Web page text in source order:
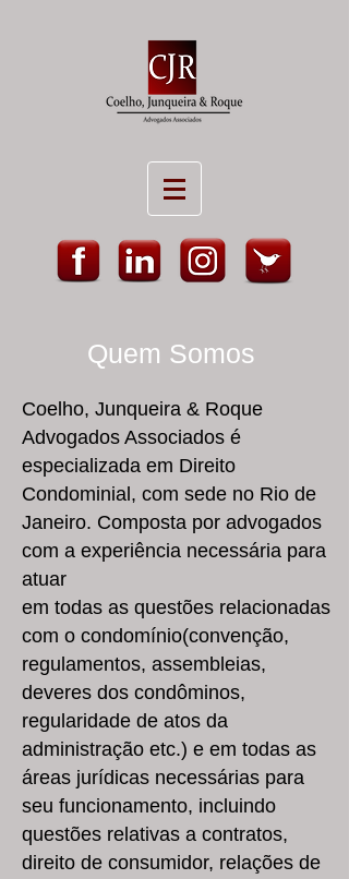
Quem Somos
Coelho, Junqueira & Roque
Advogados Associados é
especializada em Direito
Condominial, com sede no Rio de
Janeiro. Composta por advogados
com a experiência necessária para
atuar
em todas as questões relacionadas
com o condomínio(convenção,
regulamentos, assembleias,
deveres dos condôminos,
regularidade de atos da
administração etc.) e em todas as
áreas jurídicas necessárias para
seu funcionamento, incluindo
questões relativas a contratos,
direito de consumidor, relações de